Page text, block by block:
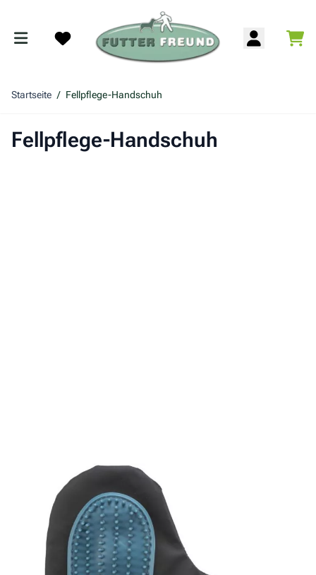
Startseite / Fellpflege-Handschuh
Fellpflege-Handschuh
Dieser Fellpflege-Handschuh pflegt das Fell beim
Streicheln und regt gleichzeitig die Durchblutung an. Ihr
Hund wird so massiert und gleichzeitig wird sein Fell von
abgestorbenen Haaren und Staub befreit. Ideal für